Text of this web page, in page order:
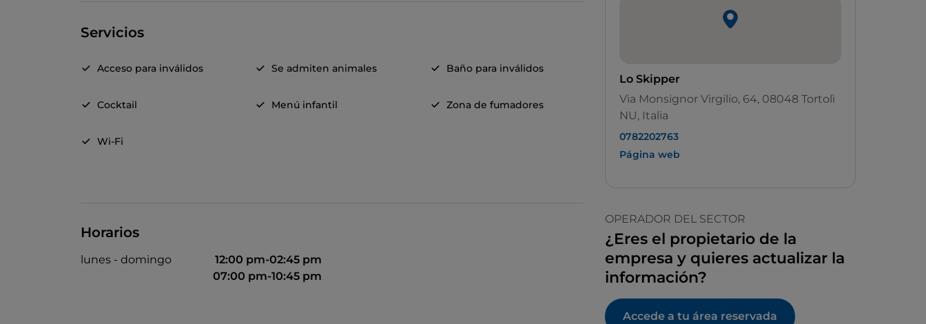
Servicios
Acceso para inválidos Se admiten animales Baño para inválidos
Cocktail Menú infantil Zona de fumadores
Wi-Fi
Horarios
lunes - domingo
12:00 pm-02:45 pm
07:00 pm-10:45 pm
Lo Skipper
Via Monsignor Virgilio, 64, 08048 Tortolì
NU, Italia
0782202763
Página web
OPERADOR DEL SECTOR
¿Eres el propietario de la
empresa y quieres actualizar la
información?
Accede a tu área reservada